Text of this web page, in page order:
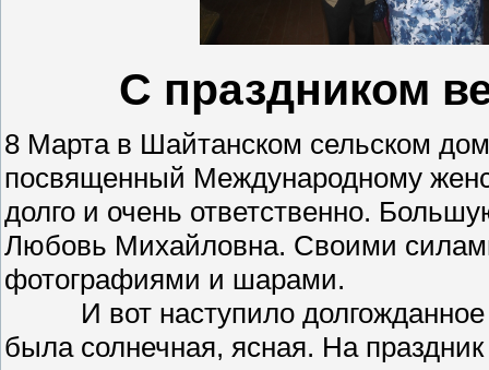
С праздником
8 Марта в Шайтанском сельском
посвященный Международному
долго и очень ответственно.
Любовь Михайловна. Своими
фотографиями и шарами.
И вот наступило долгожданное
была солнечная, ясная. На